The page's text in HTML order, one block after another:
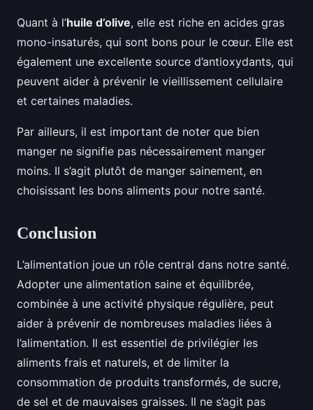
Quant à l’huile d’olive, elle est riche en acides gras
mono-insaturés, qui sont bons pour le cœur. Elle est
également une excellente source d’antioxydants, qui
peuvent aider à prévenir le vieillissement cellulaire
et certaines maladies.
Par ailleurs, il est important de noter que bien
manger ne signifie pas nécessairement manger
moins. Il s’agit plutôt de manger sainement, en
choisissant les bons aliments pour notre santé.
Conclusion
L’alimentation joue un rôle central dans notre santé.
Adopter une alimentation saine et équilibrée,
combinée à une activité physique régulière, peut
aider à prévenir de nombreuses maladies liées à
l’alimentation. Il est essentiel de privilégier les
aliments frais et naturels, et de limiter la
consommation de produits transformés, de sucre,
de sel et de mauvaises graisses. Il ne s’agit pas